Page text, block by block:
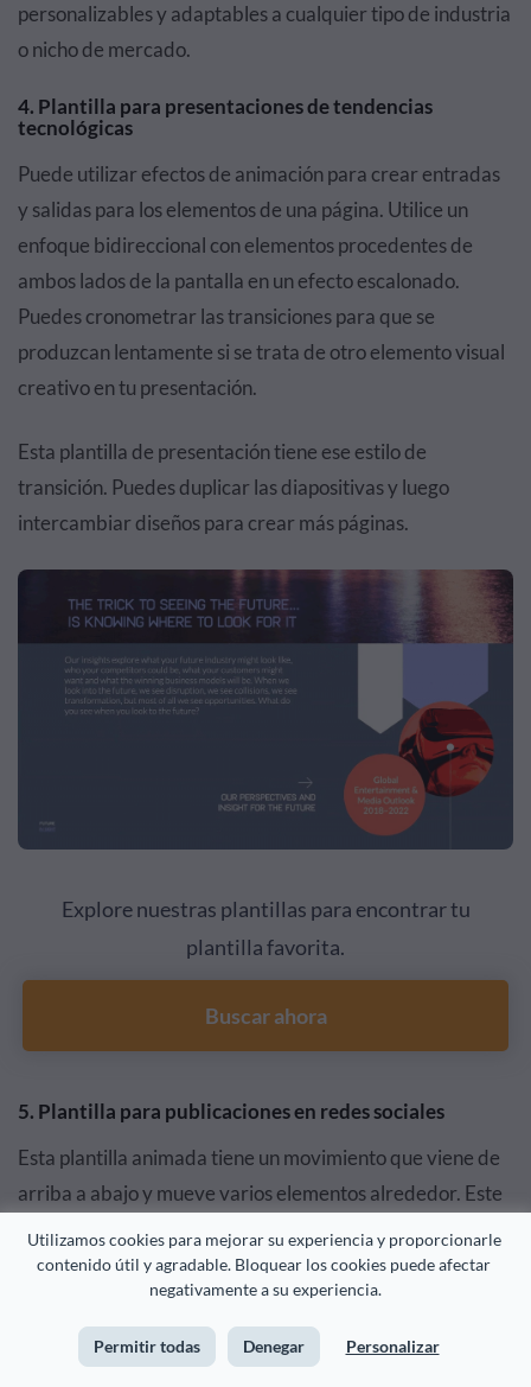
Utilizamos cookies para mejorar su experiencia y proporcionarle
contenido útil y agradable. Bloquear los cookies puede afectar
negativamente a su experiencia.
Permitir todas Denegar Personalizar
personalizables y adaptables a cualquier tipo de industria
o nicho de mercado.
4. Plantilla para presentaciones de tendencias
tecnológicas
Puede utilizar efectos de animación para crear entradas
y salidas para los elementos de una página. Utilice un
enfoque bidireccional con elementos procedentes de
ambos lados de la pantalla en un efecto escalonado.
Puedes cronometrar las transiciones para que se
produzcan lentamente si se trata de otro elemento visual
creativo en tu presentación.
Esta plantilla de presentación tiene ese estilo de
transición. Puedes duplicar las diapositivas y luego
intercambiar diseños para crear más páginas.
Explore nuestras plantillas para encontrar tu
plantilla favorita.
Buscar ahora
5. Plantilla para publicaciones en redes sociales
Esta plantilla animada tiene un movimiento que viene de
arriba a abajo y mueve varios elementos alrededor. Este
efecto crea la sensación de transición entre el día y la
noche, donde aplicar un cambio en la máscara de la
imagen ayuda a reforzar esta idea.
Puede compartir esta información a través de un enlace o